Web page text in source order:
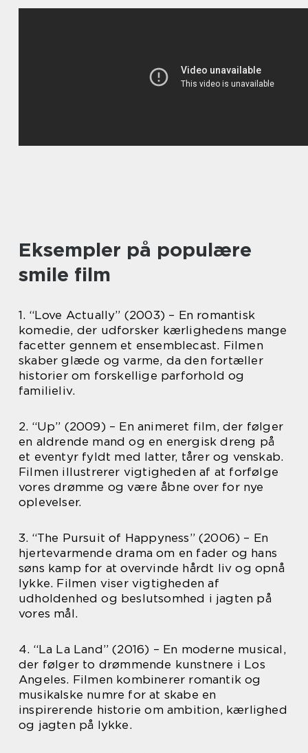
Eksempler på populære
smile film
1. “Love Actually” (2003) – En romantisk
komedie, der udforsker kærlighedens mange
facetter gennem et ensemblecast. Filmen
skaber glæde og varme, da den fortæller
historier om forskellige parforhold og
familieliv.
2. “Up” (2009) – En animeret film, der følger
en aldrende mand og en energisk dreng på
et eventyr fyldt med latter, tårer og venskab.
Filmen illustrerer vigtigheden af at forfølge
vores drømme og være åbne over for nye
oplevelser.
3. “The Pursuit of Happyness” (2006) – En
hjertevarmende drama om en fader og hans
søns kamp for at overvinde hårdt liv og opnå
lykke. Filmen viser vigtigheden af
udholdenhed og beslutsomhed i jagten på
vores mål.
4. “La La Land” (2016) – En moderne musical,
der følger to drømmende kunstnere i Los
Angeles. Filmen kombinerer romantik og
musikalske numre for at skabe en
inspirerende historie om ambition, kærlighed
og jagten på lykke.